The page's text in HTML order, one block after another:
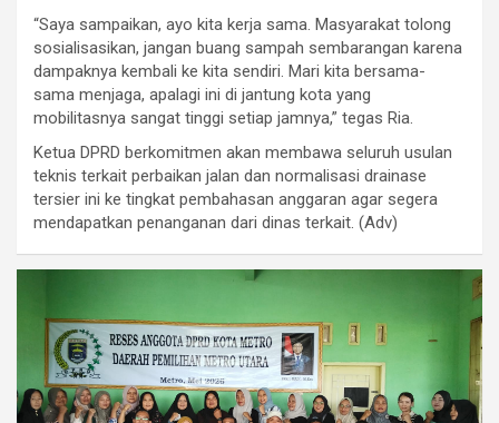
“Saya sampaikan, ayo kita kerja sama. Masyarakat tolong
sosialisasikan, jangan buang sampah sembarangan karena
dampaknya kembali ke kita sendiri. Mari kita bersama-
sama menjaga, apalagi ini di jantung kota yang
mobilitasnya sangat tinggi setiap jamnya,” tegas Ria.
Ketua DPRD berkomitmen akan membawa seluruh usulan
teknis terkait perbaikan jalan dan normalisasi drainase
tersier ini ke tingkat pembahasan anggaran agar segera
mendapatkan penanganan dari dinas terkait. (Adv)